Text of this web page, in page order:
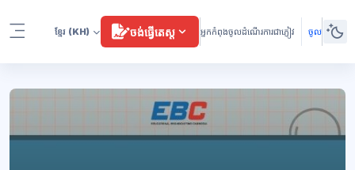
ខ្មែរ (KH) ចង់ធ្វើតេស្ត អ្នកកំពុងចូលដំណើរការជាភ្ញៀវ ចូល